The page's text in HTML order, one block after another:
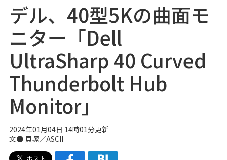
デル、40型5Kの曲面モ
ニター「Dell
UltraSharp 40 Curved
Thunderbolt Hub
Monitor」
2024年01月04日 14時01分更新
文● 貝塚／ASCII